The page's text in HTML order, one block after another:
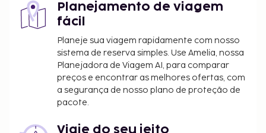
Planejamento de viagem
fácil
Planeje sua viagem rapidamente com nosso
sistema de reserva simples. Use Amelia, nossa
Planejadora de Viagem AI, para comparar
preços e encontrar as melhores ofertas, com
a segurança de nosso plano de proteção de
pacote.
Viaje do seu jeito